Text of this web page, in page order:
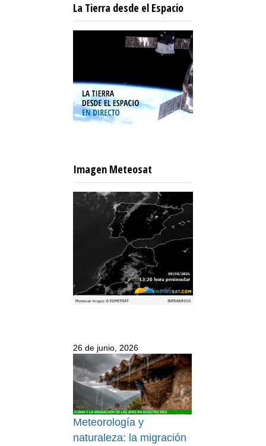
La Tierra desde el Espacio
Imagen Meteosat
26 de junio, 2026
Meteorología y
naturaleza: la migración